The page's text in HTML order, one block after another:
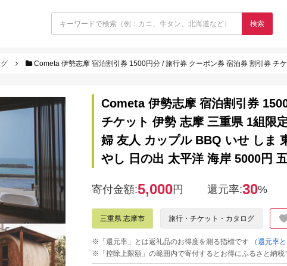
検索
Cometa 伊勢志摩 宿泊割引券 1500円分 / 旅行券 クーポン券 宿泊券 割引券 チケット 伊勢 志摩 三重県 1組限定 別荘 貸切 サウナ 海 絶景 記念
Cometa 伊勢志摩 宿泊割引券
チケット 伊勢 志摩 三重県 1組限
婦 友人 カップル BBQ いせ しま
やし 日の出 太平洋 海岸 5000円
寄付金額:5,000円 還元率:30%
三重県 志摩市 旅行・チケット・カタログ
※「還元率」とは返礼品のお得度を測る指標です
（還元率と
※「控除上限額」の範囲内で寄付するとお得にふるさと納税